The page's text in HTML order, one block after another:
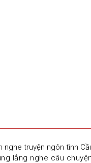
nghe truyện ngôn tình
lắng nghe câu